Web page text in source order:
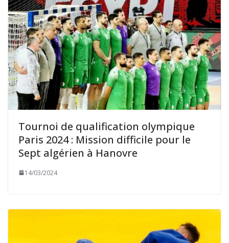
Tournoi de qualification olympique
Paris 2024 : Mission difficile pour le
Sept algérien à Hanovre
14/03/2024